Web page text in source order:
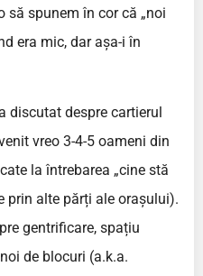
să spunem în cor că „noi
era mic, dar așa-i în
discutat despre cartierul
vreo 3-4-5 oameni din
la întrebarea „cine stă
prin alte părți ale orașului).
gentrificare, spațiu
de blocuri (a.k.a.